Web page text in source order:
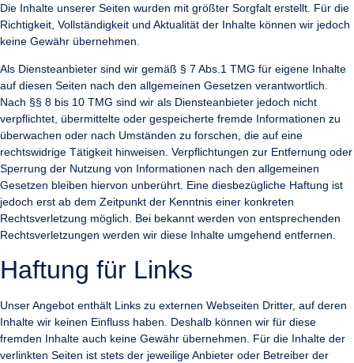
Die Inhalte unserer Seiten wurden mit größter Sorgfalt erstellt. Für die
Richtigkeit, Vollständigkeit und Aktualität der Inhalte können wir jedoch
keine Gewähr übernehmen.
Als Diensteanbieter sind wir gemäß § 7 Abs.1 TMG für eigene Inhalte
auf diesen Seiten nach den allgemeinen Gesetzen verantwortlich.
Nach §§ 8 bis 10 TMG sind wir als Diensteanbieter jedoch nicht
verpflichtet, übermittelte oder gespeicherte fremde Informationen zu
überwachen oder nach Umständen zu forschen, die auf eine
rechtswidrige Tätigkeit hinweisen. Verpflichtungen zur Entfernung oder
Sperrung der Nutzung von Informationen nach den allgemeinen
Gesetzen bleiben hiervon unberührt. Eine diesbezügliche Haftung ist
jedoch erst ab dem Zeitpunkt der Kenntnis einer konkreten
Rechtsverletzung möglich. Bei bekannt werden von entsprechenden
Rechtsverletzungen werden wir diese Inhalte umgehend entfernen.
Haftung für Links
Unser Angebot enthält Links zu externen Webseiten Dritter, auf deren
Inhalte wir keinen Einfluss haben. Deshalb können wir für diese
fremden Inhalte auch keine Gewähr übernehmen. Für die Inhalte der
verlinkten Seiten ist stets der jeweilige Anbieter oder Betreiber der